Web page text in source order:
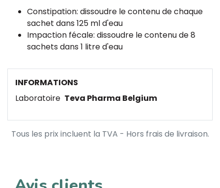
Constipation: dissoudre le contenu de chaque
sachet dans 125 ml d'eau
Impaction fécale: dissoudre le contenu de 8
sachets dans 1 litre d'eau
INFORMATIONS
Laboratoire Teva Pharma Belgium
Tous les prix incluent la TVA - Hors frais de livraison.